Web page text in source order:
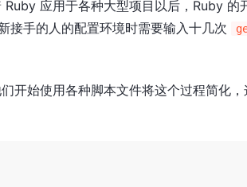
应用于各种大型项目以后，Ruby 的
接手的人的配置环境时需要输入十几次
开始使用各种脚本文件将这个过程简化